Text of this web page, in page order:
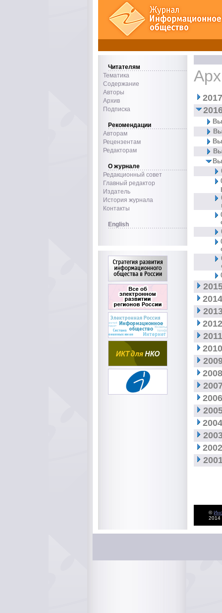
©
2014
Читателям
Тематика
Содержание
Авторы
Архив
Подписка
Рекомендации
Авторам
Рецензентам
Редакторам
О журнале
Редакционный совет
Главный редактор
Издатель
История журнала
Контакты
English